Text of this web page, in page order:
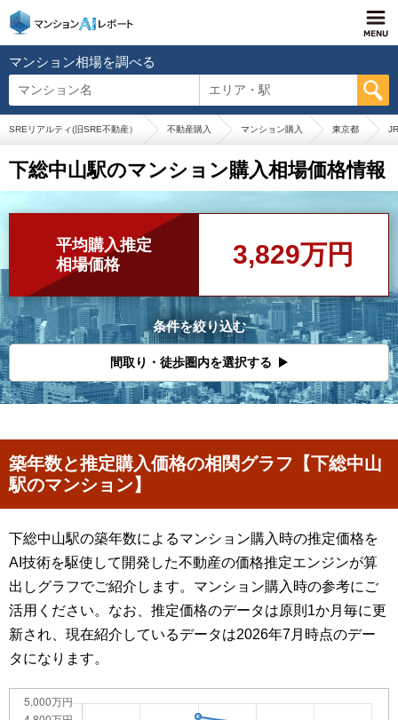
マンション相場を調べる
マンション名 エリア・駅
SREリアルティ(旧SRE不動産） 不動産購入 マンション購入 東京都
下総中山駅のマンション購入相場価格情報
平均購入推定
相場価格
3,829万円
条件を絞り込む
間取り・徒歩圏内を選択する
築年数と推定購入価格の相関グラフ【下総中山
駅のマンション】
下総中山駅の築年数によるマンション購入時の推定価格を
AI技術を駆使して開発した不動産の価格推定エンジンが算
出しグラフでご紹介します。マンション購入時の参考にご
活用ください。なお、推定価格のデータは原則1か月毎に更
新され、現在紹介しているデータは2026年7月時点のデー
タになります。